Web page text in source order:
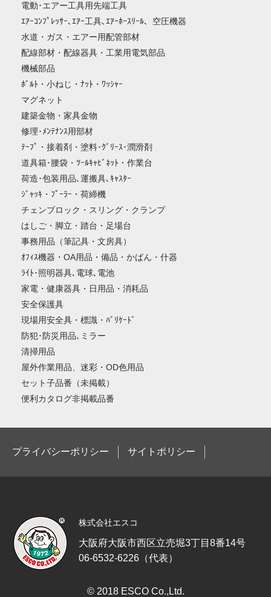
電動･エアー工具用先端工具
ｴｱｰｺﾝﾌﾟﾚｯｻｰ､ｴｱｰ工具､ｴｱｰﾎｰｽﾘｰﾙ、空圧機器
水道・ガス・エアー用配管部材
配線部材・配線器具・工業用電気部品
機械部品
ﾎﾞﾙﾄ・小ねじ・ﾅｯﾄ・ﾜｯｼｬｰ
マグネット
建築金物・家具金物
修理･ﾒﾝﾃﾅﾝｽ用部材
ﾃｰﾌﾟ・接着剤・塗料･ｸﾞﾘｰｽ･潤滑剤
道具箱･腰袋・ﾂｰﾙｷｬﾋﾞﾈｯﾄ・作業台
荷造･包装用品､運搬具､ｷｬｽﾀｰ
ｼﾞｬｯｷ・ﾌﾟｰﾗｰ・荷締機
チェンブロック・スリング・クランプ
はしご・脚立・踏台・足場台
事務用品（筆記具・文房具）
ｵﾌｨｽ機器・OA用品・備品・かばん・什器
ﾗｲﾄ･照明器具､電球､電池
家電・健康器具・日用品・消耗品
安全保護具
現場用安全具・標識・ﾊﾞﾘｹｰﾄﾞ
防犯･防災用品､ミラー
清掃用品
屋外作業用品、迷彩・OD色用品
セット子品番（未掲載）
便利カタログ非掲載品番
プライバシーポリシー サイトポリシー
株式会社エスコ
大阪府大阪市西区立売堀3丁目8番14号
06-6532-6226（代表）
© 2018 ESCO Co.,Ltd.